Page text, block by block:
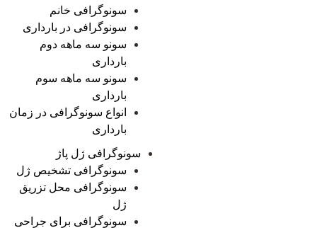
سونوگرافی خانم
سونوگرافی در بارداری
سونو سه ماهه دوم
بارداری
سونو سه ماهه سوم
بارداری
انواع سونوگرافی در زمان
بارداری
سونوگرافی ژل پاژ
سونوگرافی تشخیص ژل
سونوگرافی محل تزریق
ژل
سونوگرافی برای جراحی